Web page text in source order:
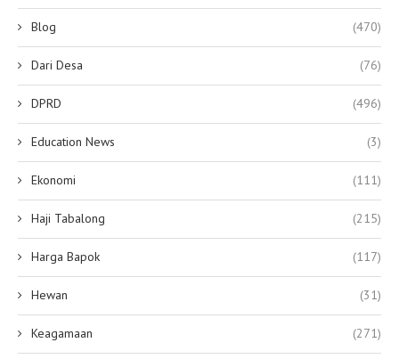
Blog (470)
Dari Desa (76)
DPRD (496)
Education News (3)
Ekonomi (111)
Haji Tabalong (215)
Harga Bapok (117)
Hewan (31)
Keagamaan (271)